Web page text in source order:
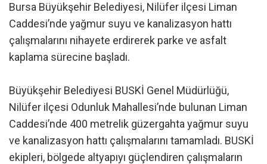
Bursa Büyükşehir Belediyesi, Nilüfer ilçesi Liman
Caddesi’nde yağmur suyu ve kanalizasyon hattı
çalışmalarını nihayete erdirerek parke ve asfalt
kaplama sürecine başladı.
Büyükşehir Belediyesi BUSKİ Genel Müdürlüğü,
Nilüfer ilçesi Odunluk Mahallesi’nde bulunan Liman
Caddesi’nde 400 metrelik güzergahta yağmur suyu
ve kanalizasyon hattı çalışmalarını tamamladı. BUSKİ
ekipleri, bölgede altyapıyı güçlendiren çalışmaların